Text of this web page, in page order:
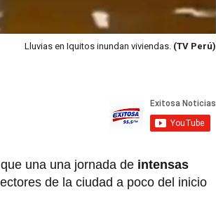
Lluvias en Iquitos inundan viviendas. (TV Perú)
una una jornada de intensas
de la ciudad a poco del inicio